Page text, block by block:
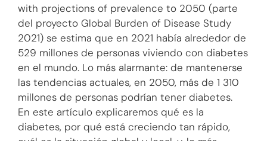
with projections of prevalence to 2050 (parte
del proyecto Global Burden of Disease Study
2021) se estima que en 2021 había alrededor de
529 millones de personas viviendo con diabetes
en el mundo. Lo más alarmante: de mantenerse
las tendencias actuales, en 2050, más de 1 310
millones de personas podrían tener diabetes.
En este artículo explicaremos qué es la
diabetes, por qué está creciendo tan rápido,